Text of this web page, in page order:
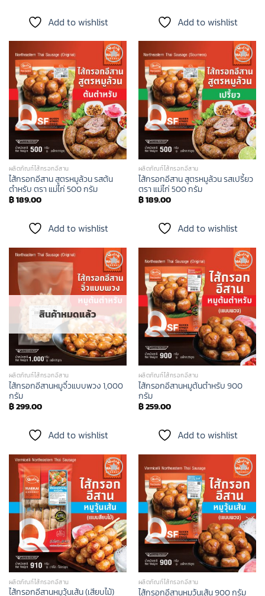
Add to wishlist Add to wishlist
Add to
wishlist
ผลิตภัณฑ์ไส้กรอกอีสาน
ไส้กรอกอีสาน สูตรหมูล้วน รสต้น
ตำหรับ ตรา แม่ไก่ 500 กรัม
฿189.00
Add to wishlist
Add to
wishlist
ผลิตภัณฑ์ไส้กรอกอีสาน
ไส้กรอกอีสาน สูตรหมูล้วน รสเปรี้ยว
ตรา แม่ไก่ 500 กรัม
฿189.00
Add to wishlist
Add to
wishlist
สินค้าหมดแล้ว
ผลิตภัณฑ์ไส้กรอกอีสาน
ไส้กรอกอีสานหมูจิ๋วแบบพวง 1,000
กรัม
฿299.00
Add to wishlist
Add to
wishlist
ผลิตภัณฑ์ไส้กรอกอีสาน
ไส้กรอกอีสานหมูต้นตำหรับ 900
กรัม
฿259.00
Add to wishlist
Add to
wishlist
ผลิตภัณฑ์ไส้กรอกอีสาน
ไส้กรอกอีสานหมูวุ้นเส้น (เสียบไม้)
Add to
wishlist
ผลิตภัณฑ์ไส้กรอกอีสาน
ไส้กรอกอีสานหมูวุ้นเส้น 900 กรัม